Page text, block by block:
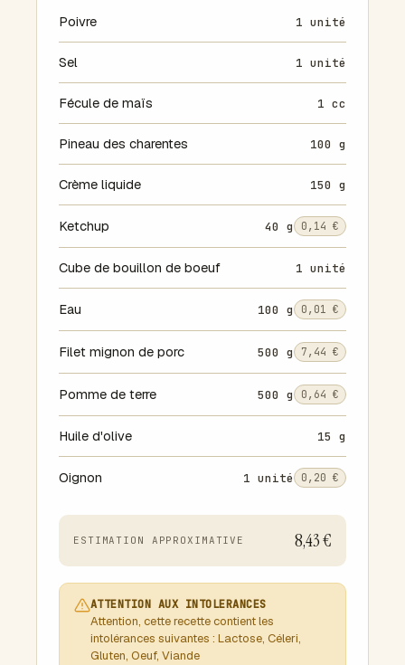
Poivre 1 unité
Sel 1 unité
Fécule de maïs 1 cc
Pineau des charentes 100 g
Crème liquide 150 g
Ketchup 40 g 0,14 €
Cube de bouillon de boeuf 1 unité
Eau 100 g 0,01 €
Filet mignon de porc 500 g 7,44 €
Pomme de terre 500 g 0,64 €
Huile d'olive 15 g
Oignon 1 unité 0,20 €
ESTIMATION APPROXIMATIVE 8,43 €
ATTENTION AUX INTOLERANCES
Attention, cette recette contient les
intolérances suivantes : Lactose, Céleri,
Gluten, Oeuf, Viande